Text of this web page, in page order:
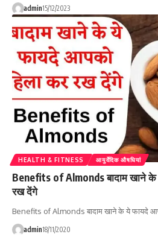
admin15/12/2023
HEALTH & FITNESS आयुर्वेदिक औषधियां
Benefits of Almonds बादाम खाने के
रख देंगे
Benefits of Almonds बादाम खाने के ये फायदे
admin18/11/2020